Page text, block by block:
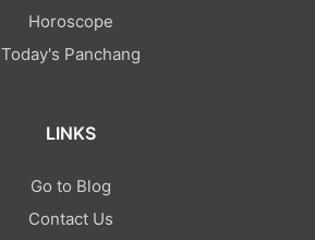
Horoscope
Today's Panchang
LINKS
Go to Blog
Contact Us